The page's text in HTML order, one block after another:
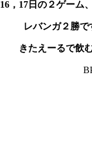
16，17日の２ゲーム
レバンガ２勝で
きたえーるで飲